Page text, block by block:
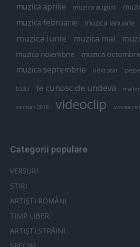
muzica aprilie muzica august
muzica februarie muzica ianuarie
muzica iunie muzica mai
muzica noiembrie muzica
muzica septembrie next star pepe
tcdu te cunosc de undeva trailer
versuri 2018 videoclip vocea
Categorii populare
VERSURI
ȘTIRI
ARTIȘTI ROMÂNI
TIMP LIBER
ARTIȘTI STRĂINI